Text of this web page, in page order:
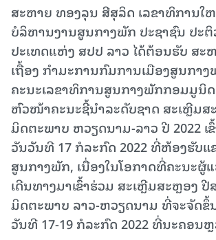
ສະຫາຍ ທອງລຸນ ສີສຸລິດ ເລຂາທິການໃ
ບໍລິຫານງານສູນກາງພັກ ປະຊາຊົນ ປະ
ປະເທດແຫ່ງ ສປປ ລາວ ໄດ້ຕ້ອນຮັບ ສະ
ເຖື້ອງ ກຳມະການກົມການເມືອງສູນກາ
ຄະນະເລຂາທິການສູນກາງພັກກອມມູນິ
ຫົວໜ້າຄະນະຊີ້ນຳລະດັບຊາດ ສະເຫຼີມ
ມິດຕະພາບ ຫວຽດນາມ-ລາວ ປີ 2022 ເ
ວັນວັນທີ 17 ກໍລະກົດ 2022 ທີ່ຫ້ອງຮັບ
ສູນກາງພັກ, ເນື່ອງໃນໂອກາດທີ່ຄະນະຜູ້
ເດີນທາງມາເຂົ້າຮ່ວມ ສະເຫຼີມສະຫຼອງ
ມິດຕະພາບ ລາວ-ຫວຽດນາມ ທີ່ຈະຈັດຂຶ້
ວັນທີ 17-19 ກໍລະກົດ 2022 ທີ່ນະຄອນຫຼ